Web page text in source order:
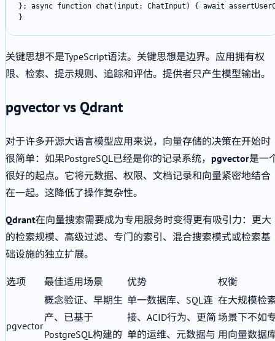
}; async function chat(input: ChatInput) { await
}
关键思想不是TypeScript语法。关键思想是边界。应用拥有权
限、检索、提示规则、追踪和评估。提供者只产生模型输出。
pgvector vs Qdrant
对于许多开源大语言模型应用来说，向量存储的决策在开始时
很简单：如果PostgreSQL已经是你的记录系统， pgvector是一
很好的起点。它将元数据、权限、文档记录和向量紧密地结合
在一起。这降低了操作复杂性。
Qdrant在向量搜索需要成为专用服务时变得更有吸引力：更大
的检索规模、高级过滤、专门的索引、混合搜索模式或检索基
础设施的独立扩展。
选项 最佳适用场景 优势 权衡
pgvector
概念验证、早期生
产、已基于
PostgreSQL构建的
单一数据库、SQL连
接、ACID行为、更简
单的运维、元数据与
在大规模检
场景下不如
用向量数据